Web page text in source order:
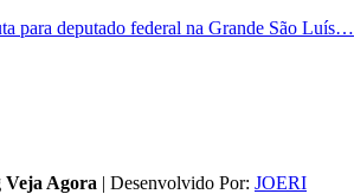
para deputado federal na Grande São Luís…
Veja Agora | Desenvolvido Por: JOERI